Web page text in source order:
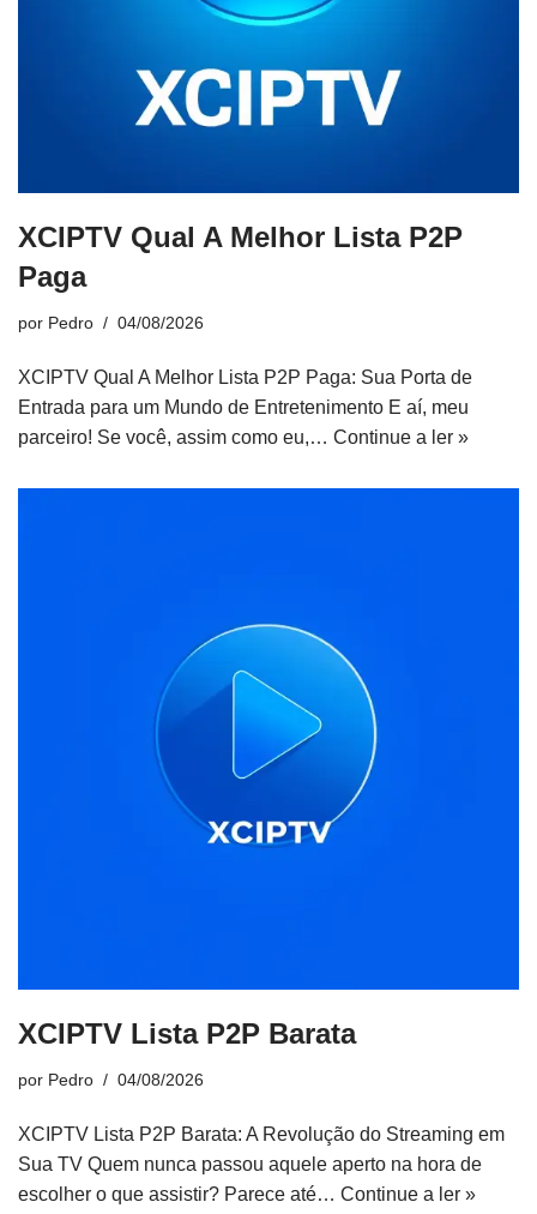
XCIPTV Qual A Melhor Lista P2P
Paga
por Pedro 04/08/2026
XCIPTV Qual A Melhor Lista P2P Paga: Sua Porta de
Entrada para um Mundo de Entretenimento E aí, meu
parceiro! Se você, assim como eu,… Continue a ler »
XCIPTV Lista P2P Barata
por Pedro 04/08/2026
XCIPTV Lista P2P Barata: A Revolução do Streaming em
Sua TV Quem nunca passou aquele aperto na hora de
escolher o que assistir? Parece até… Continue a ler »